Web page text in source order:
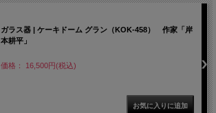
ガラス器 | ケーキドーム グラン（KOK-458） 作家「岸
本耕平」
価格： 16,500円(税込)